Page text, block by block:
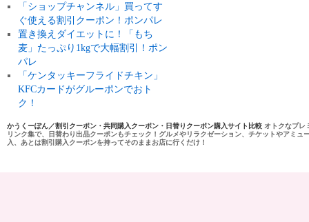
「ショップチャンネル」買ってす
ぐ使える割引クーポン！ポンパレ
置き換えダイエットに！「もち
麦」たっぷり1kgで大幅割引！ポン
パレ
「ケンタッキーフライドチキン」
KFCカードがグルーポンでおト
ク！
かうくーぽん／割引クーポン・共同購入クーポン・日替りクーポン購入サイト比較 オトクなプレ
リンク集で、日替わり出品クーポンもチェック！グルメやリラクゼーション、チケットやアミ
入、あとは割引購入クーポンを持ってそのままお店に行くだけ！